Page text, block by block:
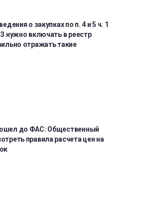
о закупках по п. 4 и 5 ч. 1
нужно включать в реестр
отражать такие
до ФАС: Общественный
правила расчета цен на